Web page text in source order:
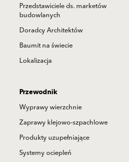
Przedstawiciele ds. marketów
budowlanych
Doradcy Architektów
Baumit na świecie
Lokalizacja
Przewodnik
Wyprawy wierzchnie
Zaprawy klejowo-szpachlowe
Produkty uzupełniające
Systemy ociepleń